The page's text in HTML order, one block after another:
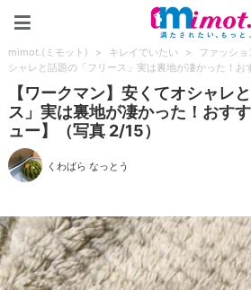
mimot.(ミモット) > キレイでいたい > ファッショ
シャレと話題の「フリース」実は裏地が凄かった！お
【ワークマン】安くてオシャレ
ス」実は裏地が凄かった！おす
ュー】（写真 2/15）
くわばら なっとう